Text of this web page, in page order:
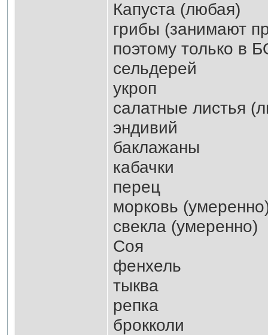
Капуста (любая)
грибы (занимают
поэтому только в
сельдерей
укроп
салатные листья
эндивий
баклажаны
кабачки
перец
морковь
свекла (умеренно)
Соя
фенхель
тыква
репка
брокколи